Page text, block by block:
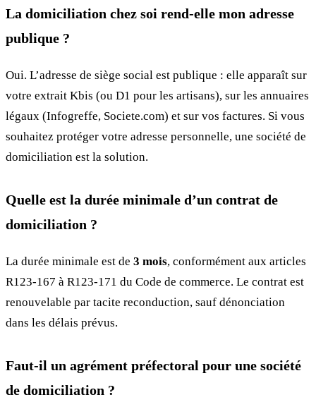
La domiciliation chez soi rend-elle mon adresse
publique ?
Oui. L’adresse de siège social est publique : elle apparaît sur
votre extrait Kbis (ou D1 pour les artisans), sur les annuaires
légaux (Infogreffe, Societe.com) et sur vos factures. Si vous
souhaitez protéger votre adresse personnelle, une société de
domiciliation est la solution.
Quelle est la durée minimale d’un contrat de
domiciliation ?
La durée minimale est de 3 mois, conformément aux articles
R123-167 à R123-171 du Code de commerce. Le contrat est
renouvelable par tacite reconduction, sauf dénonciation
dans les délais prévus.
Faut-il un agrément préfectoral pour une société
de domiciliation ?